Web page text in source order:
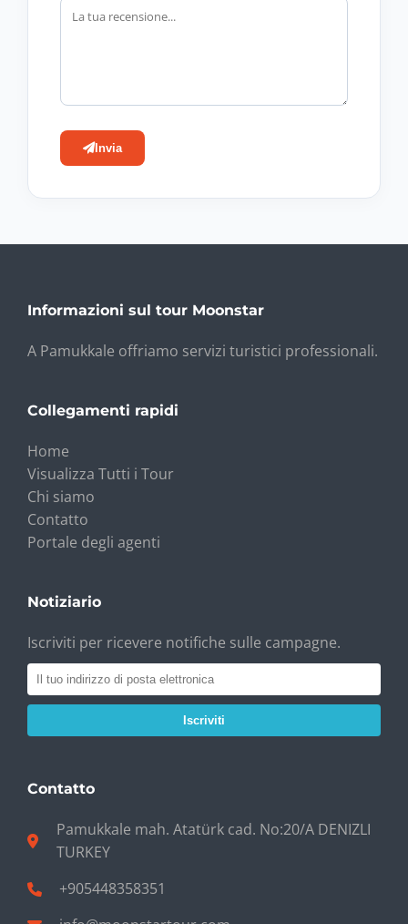
Invia
Informazioni sul tour Moonstar
A Pamukkale offriamo servizi turistici professionali.
Collegamenti rapidi
Home
Visualizza Tutti i Tour
Chi siamo
Contatto
Portale degli agenti
Notiziario
Iscriviti per ricevere notifiche sulle campagne.
Iscriviti
Contatto
Pamukkale mah. Atatürk cad. No:20/A DENIZLI
TURKEY
+905448358351